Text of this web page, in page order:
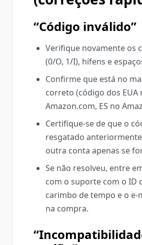
“Código inválido”
Verifique novamente os
(0/O, 1/I), hífens e
Confirme que está no
correto (código dos EUA
Amazon.com, ES no
Certifique-se de que o
resgatado
outra conta apenas se
Se não resolveu, entre
com o suporte com o ID
carimbo de tempo e o
na compra.